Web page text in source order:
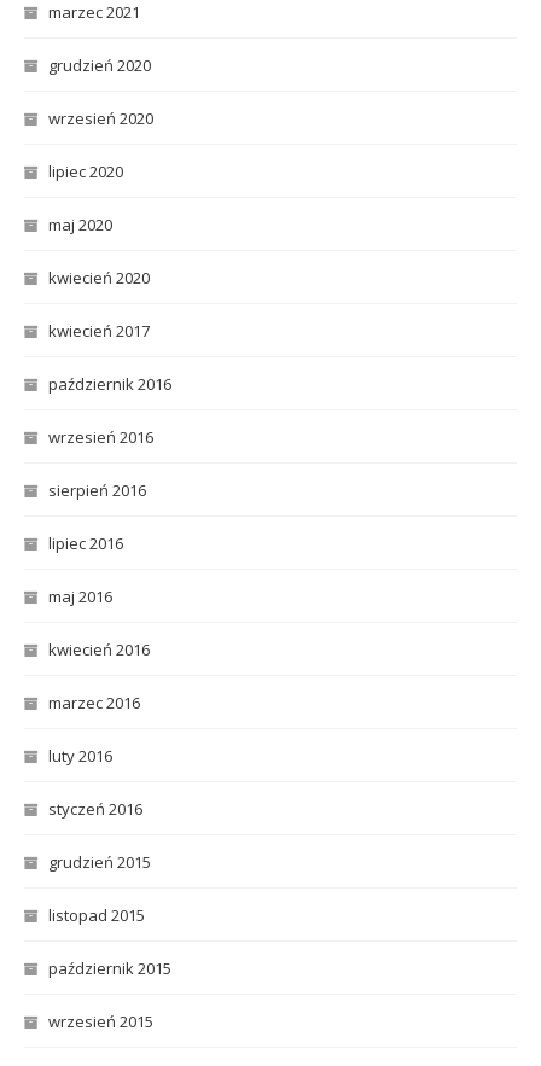
marzec 2021
grudzień 2020
wrzesień 2020
lipiec 2020
maj 2020
kwiecień 2020
kwiecień 2017
październik 2016
wrzesień 2016
sierpień 2016
lipiec 2016
maj 2016
kwiecień 2016
marzec 2016
luty 2016
styczeń 2016
grudzień 2015
listopad 2015
październik 2015
wrzesień 2015